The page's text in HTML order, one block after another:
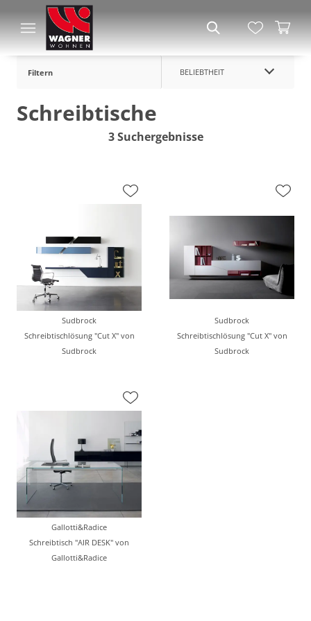
Filtern BELIEBTHEIT
Schreibtische
3 Suchergebnisse
Sudbrock
Schreibtischlösung "Cut X" von
Sudbrock
Sudbrock
Schreibtischlösung "Cut X" von
Sudbrock
Gallotti&Radice
Schreibtisch "AIR DESK" von
Gallotti&Radice